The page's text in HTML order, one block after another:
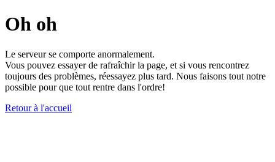
Oh oh
Le serveur se comporte anormalement.
Vous pouvez essayer de rafraîchir la page, et si vous rencontrez
toujours des problèmes, réessayez plus tard. Nous faisons tout notre
possible pour que tout rentre dans l'ordre!
Retour à l'accueil